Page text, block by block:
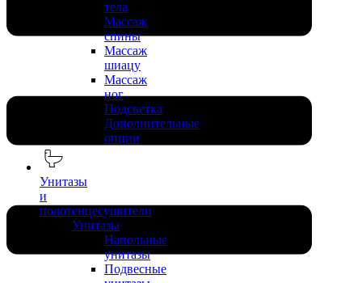
тела
Массаж
спины
Массаж
шиацу
Массаж
ног
Подсветка
Дополнительные
опции
Унитазы
и
полотенцесушители
Унитазы
Напольные
унитазы
Подвесные